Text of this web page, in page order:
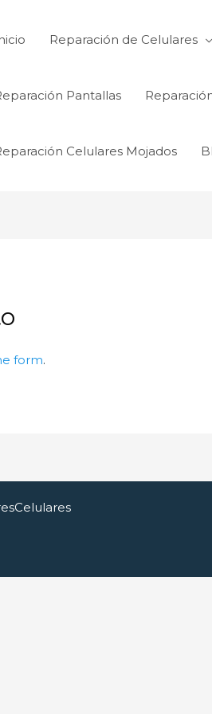
Reparación de Celulares
Pantallas
Celulares Mojados
form.